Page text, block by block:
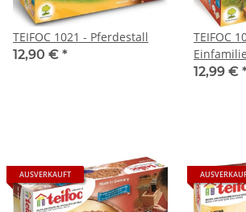
TEIFOC 1021 - Pferdestall
12,90 € *
TEIFOC
12,99 €
AUSVERKAUFT